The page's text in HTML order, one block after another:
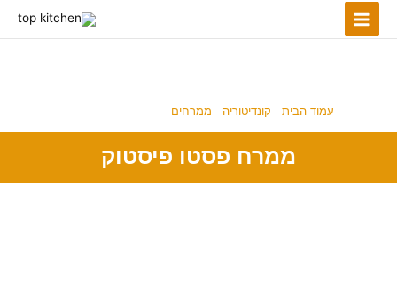
עמוד הבית קונדיטוריה ממרחים
ממרח פסטו פיסטוק